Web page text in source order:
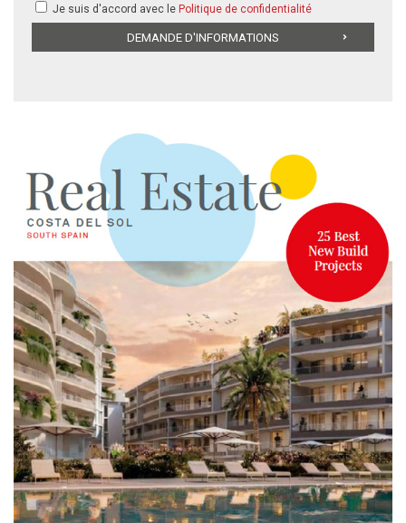
Je suis d'accord avec le Politique de confidentialité